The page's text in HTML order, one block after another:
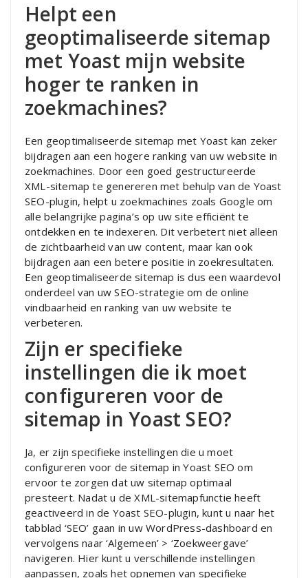
Helpt een
geoptimaliseerde sitemap
met Yoast mijn website
hoger te ranken in
zoekmachines?
Een geoptimaliseerde sitemap met Yoast kan zeker
bijdragen aan een hogere ranking van uw website in
zoekmachines. Door een goed gestructureerde
XML-sitemap te genereren met behulp van de Yoast
SEO-plugin, helpt u zoekmachines zoals Google om
alle belangrijke pagina’s op uw site efficiënt te
ontdekken en te indexeren. Dit verbetert niet alleen
de zichtbaarheid van uw content, maar kan ook
bijdragen aan een betere positie in zoekresultaten.
Een geoptimaliseerde sitemap is dus een waardevol
onderdeel van uw SEO-strategie om de online
vindbaarheid en ranking van uw website te
verbeteren.
Zijn er specifieke
instellingen die ik moet
configureren voor de
sitemap in Yoast SEO?
Ja, er zijn specifieke instellingen die u moet
configureren voor de sitemap in Yoast SEO om
ervoor te zorgen dat uw sitemap optimaal
presteert. Nadat u de XML-sitemapfunctie heeft
geactiveerd in de Yoast SEO-plugin, kunt u naar het
tabblad ‘SEO’ gaan in uw WordPress-dashboard en
vervolgens naar ‘Algemeen’ > ‘Zoekweergave’
navigeren. Hier kunt u verschillende instellingen
aanpassen, zoals het opnemen van specifieke